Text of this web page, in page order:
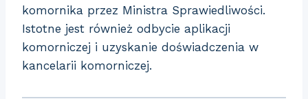
komornika przez Ministra Sprawiedliwości.
Istotne jest również odbycie aplikacji
komorniczej i uzyskanie doświadczenia w
kancelarii komorniczej.